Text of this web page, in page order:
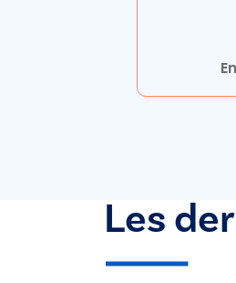
Les